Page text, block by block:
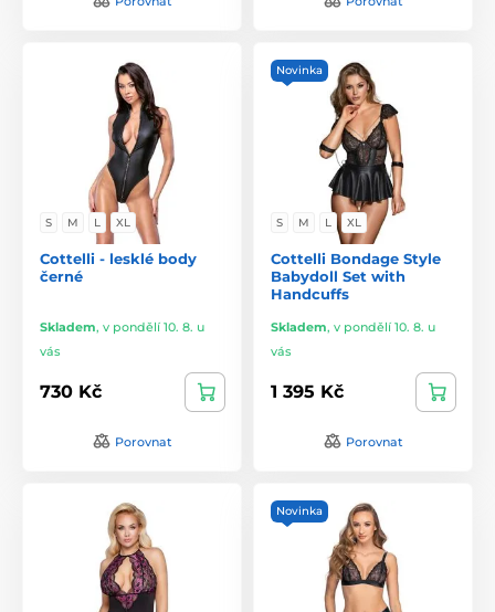
S M L XL
Cottelli - lesklé body
černé
Skladem, v pondělí 10. 8. u
vás
730 Kč
Porovnat
Novinka
S M L XL
Cottelli Bondage Style
Babydoll Set with
Handcuffs
Skladem, v pondělí 10. 8. u
vás
1 395 Kč
Porovnat
Novinka